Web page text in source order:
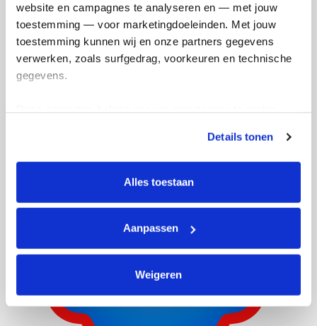
website en campagnes te analyseren en — met jouw
toestemming — voor marketingdoeleinden. Met jouw
toestemming kunnen wij en onze partners gegevens
verwerken, zoals surfgedrag, voorkeuren en technische
gegevens.
tonen. Je kunt je toestemming op elk moment wijzigen of
intrekken via Cookie instellingen onderaan de pagina. De
lijst met cookies is te vinden in het tabblad “details”.
Details tonen
Alles toestaan
Aanpassen
Weigeren
Daisy's badges